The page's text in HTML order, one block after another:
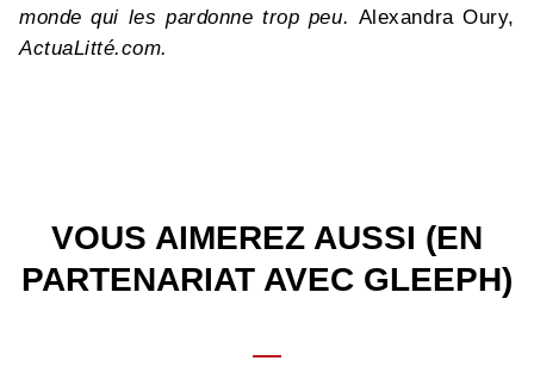
monde qui les pardonne trop peu. Alexandra Oury,
ActuaLitté.com.
VOUS AIMEREZ AUSSI (EN
PARTENARIAT AVEC GLEEPH)